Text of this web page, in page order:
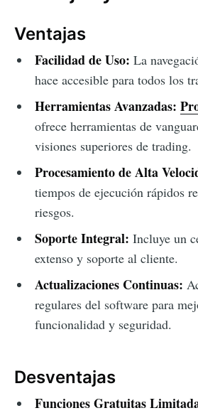
Ventajas
Facilidad de Uso: La
hace accesible para todos los
Herramientas Avanzadas:
ofrece herramientas de
visiones superiores de trading.
Procesamiento de Alta
tiempos de ejecución rápidos
riesgos.
Soporte Integral: Incluye un
extenso y soporte al cliente.
Actualizaciones Continuas:
regulares del software para
funcionalidad y seguridad.
Desventajas
Funciones Gratuitas